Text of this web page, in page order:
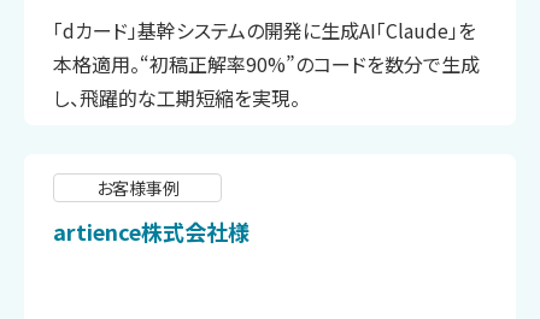
「dカード」基幹システムの開発に生成AI「Claude」を
本格適用。“初稿正解率90%”のコードを数分で生成
し、飛躍的な工期短縮を実現。
artience株式会社様
お客様事例